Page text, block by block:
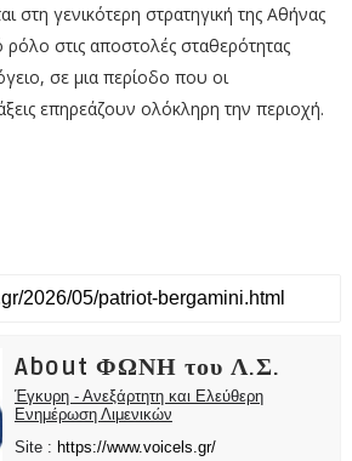
στη γενικότερη στρατηγική της Αθήνας
ρόλο στις αποστολές σταθερότητας
σε μια περίοδο που οι
επηρεάζουν ολόκληρη την περιοχή.
About ΦΩΝΗ του Λ.Σ.
Έγκυρη - Ανεξάρτητη και Ελεύθερη
Ενημέρωση Λιμενικών
Site : https://www.voicels.gr/